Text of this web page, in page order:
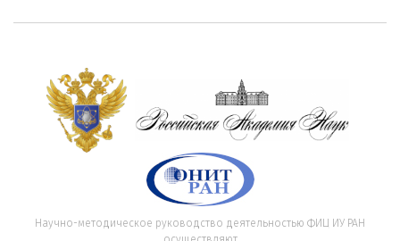
Научно-методическое руководство деятельностью ФИЦ ИУ РАН